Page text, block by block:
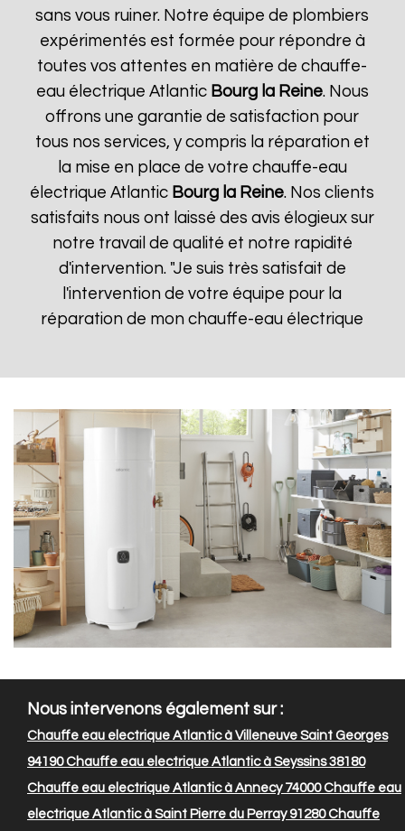
sans vous ruiner. Notre équipe de plombiers
expérimentés est formée pour répondre à
toutes vos attentes en matière de chauffe-
eau électrique Atlantic Bourg la Reine. Nous
offrons une garantie de satisfaction pour
tous nos services, y compris la réparation et
la mise en place de votre chauffe-eau
électrique Atlantic Bourg la Reine. Nos clients
satisfaits nous ont laissé des avis élogieux sur
notre travail de qualité et notre rapidité
d'intervention. "Je suis très satisfait de
l'intervention de votre équipe pour la
réparation de mon chauffe-eau électrique
Nous intervenons également sur :
Chauffe eau electrique Atlantic à Villeneuve Saint Georges
94190Chauffe eau electrique Atlantic à Seyssins 38180
Chauffe eau electrique Atlantic à Annecy 74000Chauffe eau
electrique Atlantic à Saint Pierre du Perray 91280Chauffe